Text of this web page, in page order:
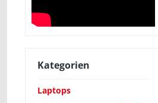
Kategorien
Laptops